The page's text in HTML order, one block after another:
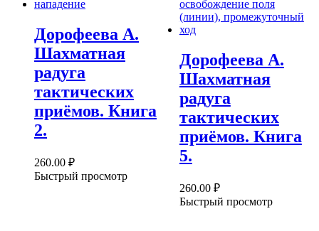
Дорофеева А.
Шахматная
радуга
тактических
приёмов. Книга
2.
260.00 ₽
Быстрый просмотр
Дорофеева А.
Шахматная
радуга
тактических
приёмов. Книга
5.
260.00 ₽
Быстрый просмотр